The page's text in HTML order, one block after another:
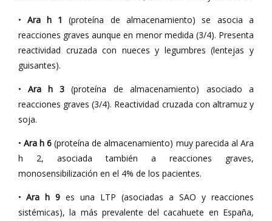
• Ara h 1
(proteína de almacenamiento) se asocia a
reacciones graves aunque en menor medida (3/4). Presenta
reactividad cruzada con nueces y legumbres (lentejas y
guisantes).
• Ara h 3 (proteína de almacenamiento) asociado a
reacciones graves (3/4). Reactividad cruzada con altramuz y
soja.
• Ara h 6 (proteína de almacenamiento) muy parecida al Ara
h 2, asociada también a reacciones graves,
monosensibilización en el 4% de los pacientes.
• Ara h 9 es una LTP (asociadas a SAO y reacciones
sistémicas), la más prevalente del cacahuete en España,